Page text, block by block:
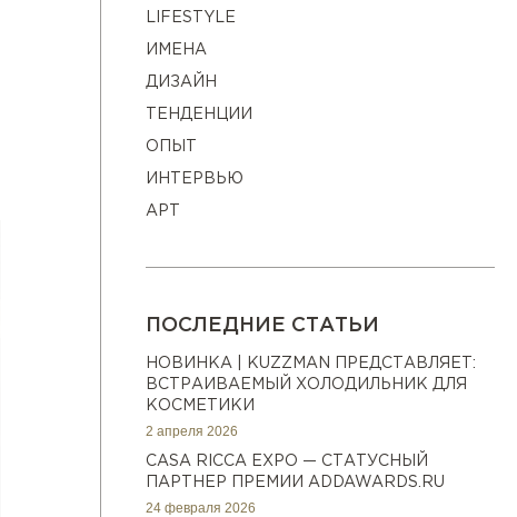
LIFESTYLE
ИМЕНА
ДИЗАЙН
ТЕНДЕНЦИИ
ОПЫТ
ИНТЕРВЬЮ
АРТ
ПОСЛЕДНИЕ СТАТЬИ
НОВИНКА | KUZZMAN ПРЕДСТАВЛЯЕТ:
ВСТРАИВАЕМЫЙ ХОЛОДИЛЬНИК ДЛЯ
КОСМЕТИКИ
2 апреля 2026
CASA RICCA EXPO — СТАТУСНЫЙ
ПАРТНЕР ПРЕМИИ ADDAWARDS.RU
24 февраля 2026